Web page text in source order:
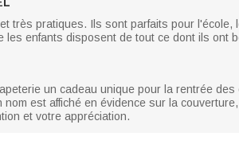
très pratiques. Ils sont parfaits pour
enfants disposent de tout ce dont ils ont
un cadeau unique pour la rentrée
est affiché en évidence sur la
et votre appréciation.